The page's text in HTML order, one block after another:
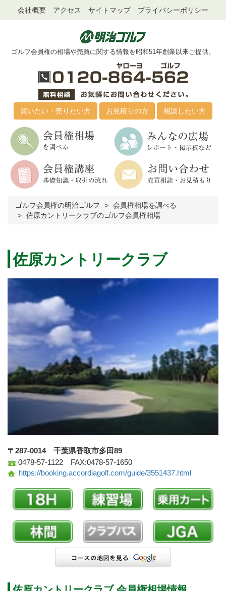
会社概要 アクセス サイトマップ プライバシーポリシー
ゴルフ会員権の相場や売買に関する情報を昭和51年創業以来ご提供。
買いたい・売りたい方 お見積りの方 相談したい方
ゴルフ会員権の明治ゴルフ
会員権相場を調べる
佐原カントリークラブのゴルフ会員権相場
佐原カントリークラブ
〒287-0014 千葉県香取市多田89
0478-57-1122 FAX:0478-57-1650
https://booking.accordiagolf.com/guide/3551437.html